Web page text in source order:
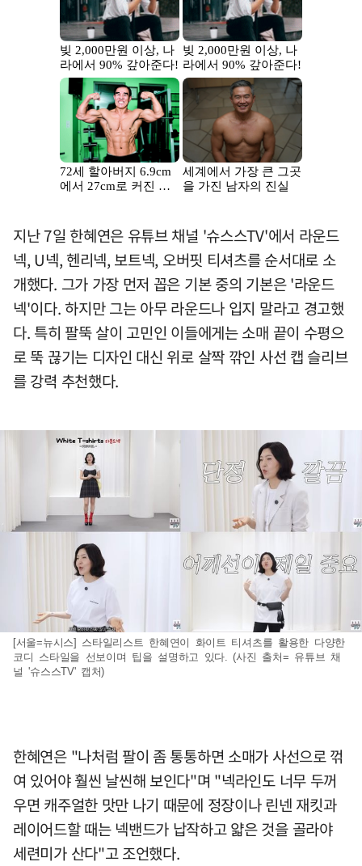
지난 7일 한혜연은 유튜브 채널 '슈스스TV'에서 라운드
넥, U넥, 헨리넥, 보트넥, 오버핏 티셔츠를 순서대로 소
개했다. 그가 가장 먼저 꼽은 기본 중의 기본은 '라운드
넥'이다. 하지만 그는 아무 라운드나 입지 말라고 경고했
다. 특히 팔뚝 살이 고민인 이들에게는 소매 끝이 수평으
로 뚝 끊기는 디자인 대신 위로 살짝 깎인 사선 캡 슬리브
를 강력 추천했다.
[서울=뉴시스] 스타일리스트 한혜연이 화이트 티셔츠를 활용한 다양한
코디 스타일을 선보이며 팁을 설명하고 있다. (사진 출처= 유튜브 채
널 '슈스스TV' 캡처)
한혜연은 "나처럼 팔이 좀 통통하면 소매가 사선으로 꺾
여 있어야 훨씬 날씬해 보인다"며 "넥라인도 너무 두꺼
우면 캐주얼한 맛만 나기 때문에 정장이나 린넨 재킷과
레이어드할 때는 넥밴드가 납작하고 얇은 것을 골라야
세련미가 산다"고 조언했다.